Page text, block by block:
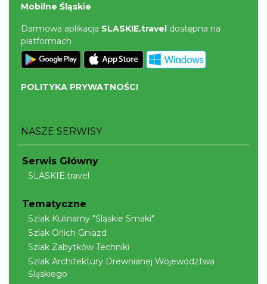
Mobilne Śląskie
Darmowa aplikacja SLASKIE.travel dostępna na
platformach
POLITYKA PRYWATNOŚCI
NASZE SERWISY
Serwis Główny
SLASKIE.travel
Tematyczne
Szlak Kulinarny "Śląskie Smaki"
Szlak Orlich Gniazd
Szlak Zabytków Techniki
Szlak Architektury Drewnianej Województwa
Śląskiego